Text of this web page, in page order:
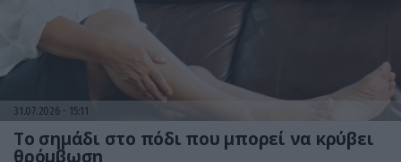
31.07.2026 15:11
Το σημάδι στο πόδι που μπορεί να κρύβει
θρόμβωση